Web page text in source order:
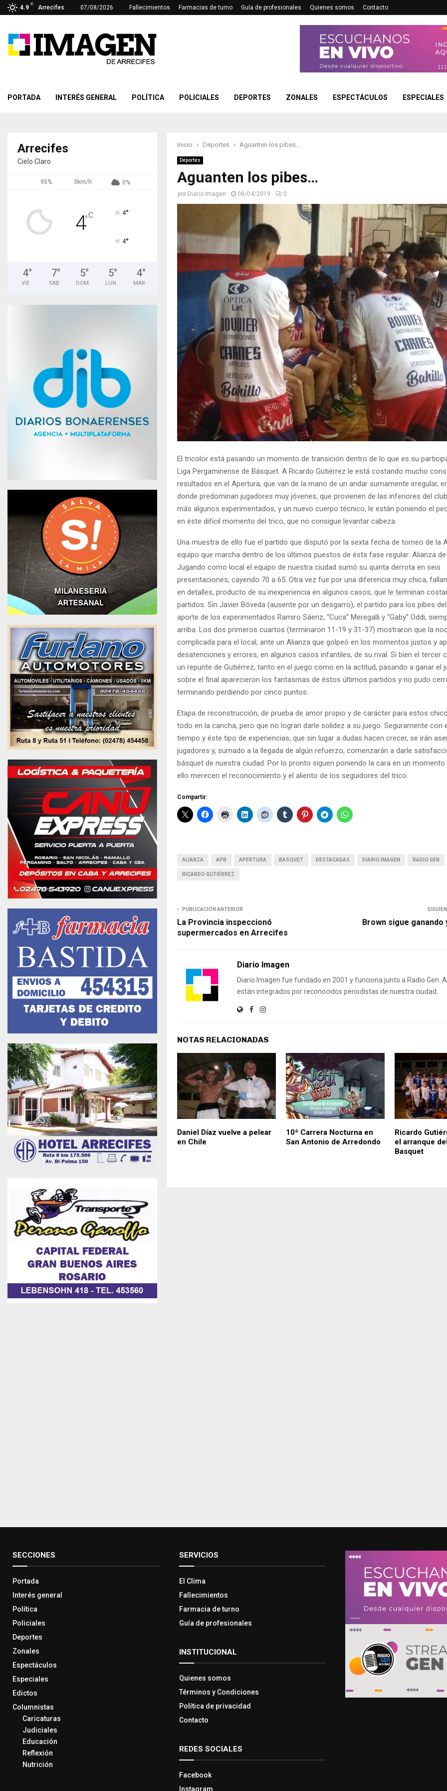
4.9
C
Arrecifes 07/08/2026 Fallecimientos Farmacias de turno Guía de profesionales Quienes somos Contacto
PORTADA INTERÉS GENERAL POLÍTICA POLICIALES DEPORTES ZONALES ESPECTÁCULOS ESPECIALES
Inicio Deportes Aguanten los pibes…
Deportes
Aguanten los pibes…
por Diario Imagen 08/04/2019 0
El tricolor está pasando un momento de transición dentro de lo que es su
Liga Pergaminense de Básquet. A Ricardo Gutiérrez le está costando mucho
resultados en el Apertura, que van de la mano de un andar sumamente irregular,
donde predominan jugadores muy jóvenes, que provienen de las inferiores del
más algunos experimentados, y un nuevo cuerpo técnico, le están poniendo el
en éste difícil momento del trico, que no consigue levantar cabeza.
Una muestra de ello fue el partido que disputó por la sexta fecha de torneo de la
equipo que marcha dentro de los últimos puestos de ésta fase regular: Alianza de
Jugando como local el equipo de nuestra ciudad sumó su quinta derrota en seis
presentaciones, cayendo 70 a 65. Otra vez fue por una diferencia muy chica,
en detalles, producto de su inexperiencia en algunos casos, que le terminan
partidos. Sin Javier Bóveda (ausente por un desgarro), el partido para los pibes
aporte de los experimentados Ramiro Sáenz, “Cuca” Meregalli y “Gaby” Oddi,
arriba. Los dos primeros cuartos (terminaron 11-19 y 31-37) mostraron que la
complicada para el local, ante un Alianza que golpeó en los momentos justos y
desatenciones y errores, en algunos casos infantiles, de su rival. Si bien el tercer
un repunte de Gutiérrez, tanto en el juego como en la actitud, pasando a ganar el
sobre el final aparecieron los fantasmas de éstos últimos partidos y no pudo
terminando perdiendo por cinco puntos.
Etapa de reconstrucción, de prueba de amor propio y de carácter para estos
todo en la cancha, pero que no logran darle solidez a su juego. Seguramente con
tiempo y éste tipo de experiencias, que sin lugar a dudas hacen crecer, se irán
jugadores y, sumado a la llegada de algún refuerzo, comenzarán a darle
básquet de nuestra ciudad. Por lo pronto siguen poniendo la cara en un momento
ello merecen el reconocimiento y el aliento de los seguidores del trico.
Compartir:
ALIANZA APB APERTURA BASQUET DESTACADAS DIARIO IMAGEN RADIO GEN
RICARDO GUTIÉRREZ
PUBLICACIÓN ANTERIOR
La Provincia inspeccionó
supermercados en Arrecifes
Brown sigue ganando
Diario Imagen
Diario Imagen fue fundado en 2001 y funciona junto a Radio Gen.
están integrados por reconocidos periodistas de nuestra ciudad.
NOTAS RELACIONADAS
Daniel Díaz vuelve a pelear
en Chile
10ª Carrera Nocturna en
San Antonio de Arredondo
Ricardo
el arranque
Basquet
Arrecifes
Cielo Claro
95% 3km/h 0%
4°C 4°
4°
4°
VIE
7°
SAB
5°
DOM
5°
LUN
4°
MAR
SECCIONES
Portada
Interés general
Política
Policiales
Deportes
Zonales
Espectáculos
Especiales
Edictos
Columnistas
Caricaturas
Judiciales
Educación
Reflexión
Nutrición
SERVICIOS
El Clima
Fallecimientos
Farmacia de turno
Guía de profesionales
INSTITUCIONAL
Quienes somos
Términos y Condiciones
Política de privacidad
Contacto
REDES SOCIALES
Facebook
Instagram